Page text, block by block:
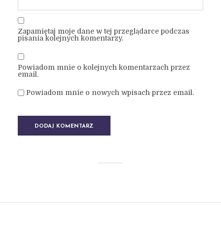
Zapamiętaj moje dane w tej przeglądarce podczas
pisania kolejnych komentarzy.
Powiadom mnie o kolejnych komentarzach przez
email.
Powiadom mnie o nowych wpisach przez email.